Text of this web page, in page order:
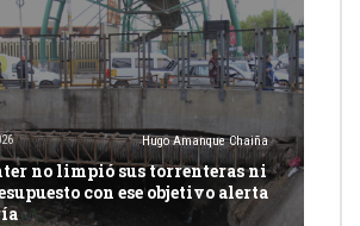
Hugo Amanque Chaiña
no limpió sus torrenteras ni
con ese objetivo alerta